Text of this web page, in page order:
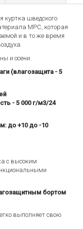
куртка шведского
MPC, которая
и в то же время
и осени.
(влагозащита - 5
- 5 000 г/м3/24
до +10 до -10
с высоким
бортом
выполняет свою